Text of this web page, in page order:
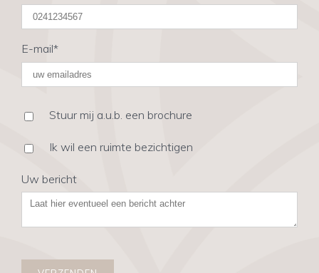
E-mail*
Stuur mij a.u.b. een brochure
Ik wil een ruimte bezichtigen
Uw bericht